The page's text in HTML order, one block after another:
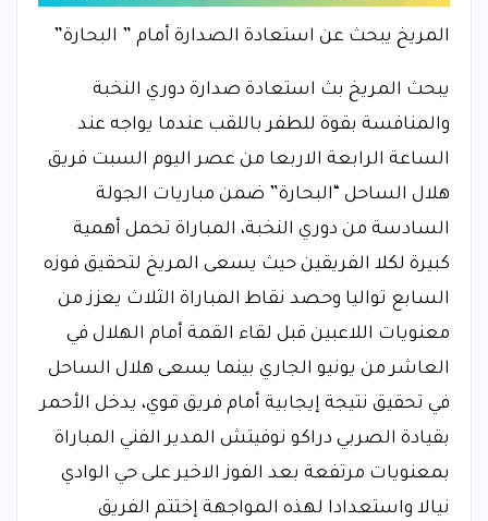
المريخ يبحث عن استعادة الصدارة أمام ” البحارة”
يبحث المريخ بث استعادة صدارة دوري النخبة
والمنافسة بقوة للطفر باللقب عندما يواجه عند
الساعة الرابعة الاربعا من عصر اليوم السبت فريق
هلال الساحل “البحارة” ضمن مباريات الجولة
السادسة من دوري النخبة، المباراة تحمل أهمية
كبيرة لكلا الفريقين حيث يسعى المريخ لتحقيق فوزه
السابع تواليا وحصد نقاط المباراة الثلاث يعزز من
معنويات اللاعبين قبل لقاء القمة أمام الهلال في
العاشر من يونيو الجاري بينما يسعى هلال الساحل
في تحقيق نتيجة إيجابية أمام فريق قوي، يدخل الأحمر
بقيادة الصربي دراكو نوفيتش المدير الفني المباراة
بمعنويات مرتفعة بعد الفوز الاخير على حي الوادي
نيالا واستعدادا لهذه المواجهة إختتم الفريق